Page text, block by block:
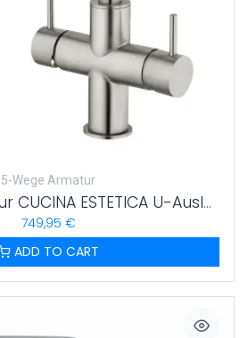
5-Wege Armatur
5-Wege-Armatur CUCINA ESTETICA U-Auslauf in Edelstahl massiv
749,95 €
ADD TO CART